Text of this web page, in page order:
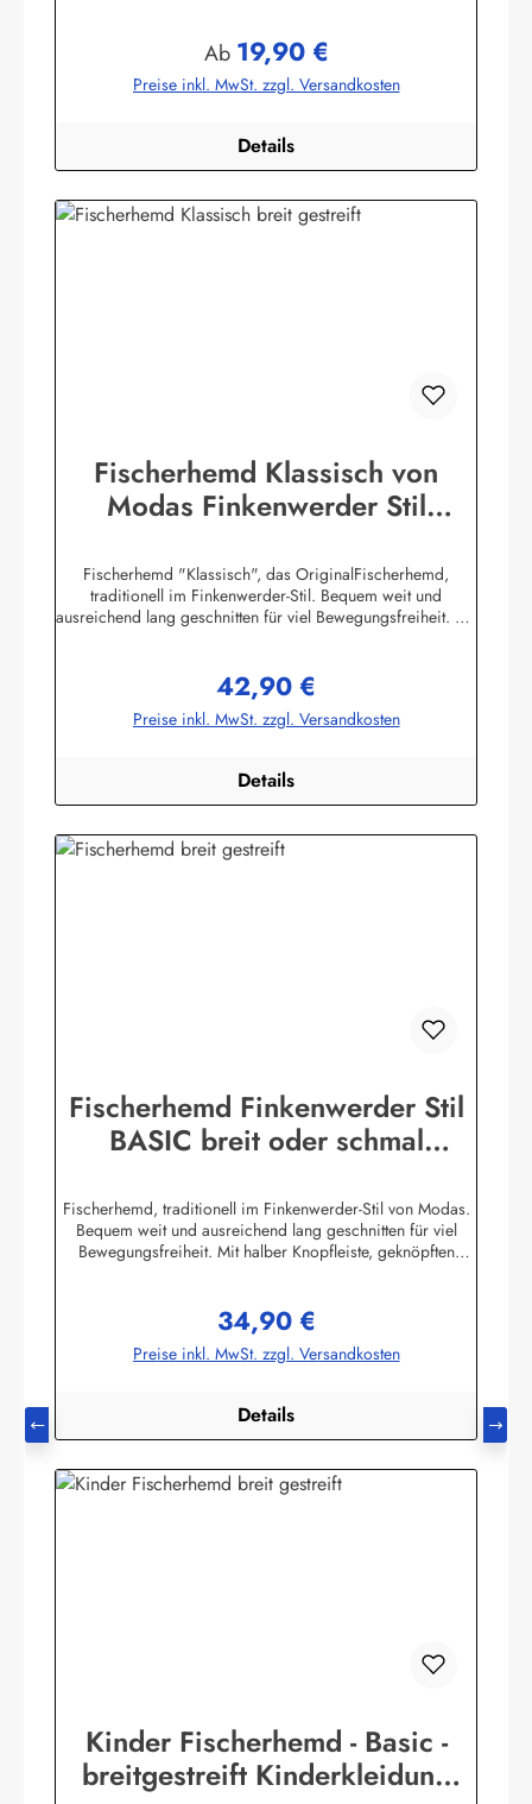
GmbHHeglitzer Str. 1226409 Wittmundinfo@modas-
bekleidung.de
Regulärer Preis:
Ab 19,90 €
Preise inkl. MwSt. zzgl. Versandkosten
Details
Fischerhemd Klassisch von
Modas Finkenwerder Stil
Fischerhemd "Klassisch", das OriginalFischerhemd,
traditionell im Finkenwerder-Stil. Bequem weit und
ausreichend lang geschnitten für viel Bewegungsfreiheit. Mit
Die Größentabelle finden Sie unter diesem Link oder bei
den Bildern Herren-Größen 42-74 (entspricht Damen-
Größen 36-68) Herstellerinformationen:AS
Wittmundinfo@modas-bekleidung.de
Regulärer Preis:
42,90 €
Preise inkl. MwSt. zzgl. Versandkosten
Details
Fischerhemd Finkenwerder Stil
BASIC breit oder schmal
Fischerhemd, traditionell im Finkenwerder-Stil von Modas.
Bequem weit und ausreichend lang geschnitten für viel
Bewegungsfreiheit. Mit halber Knopfleiste, geknöpften
buntgewebt. (ca. 190 g/m²) Achtung! Die Hemden fallen
sehr groß aus. Bitte Größentabelle beachten. Die
Größentabelle finden Sie unter diesem Link oder bei den
GmbHHeglitzer Str. 1226409 Wittmundinfo@modas-
bekleidung.de
Regulärer Preis:
34,90 €
Preise inkl. MwSt. zzgl. Versandkosten
Details
Kinder Fischerhemd - Basic -
breitgestreift Kinderkleidung